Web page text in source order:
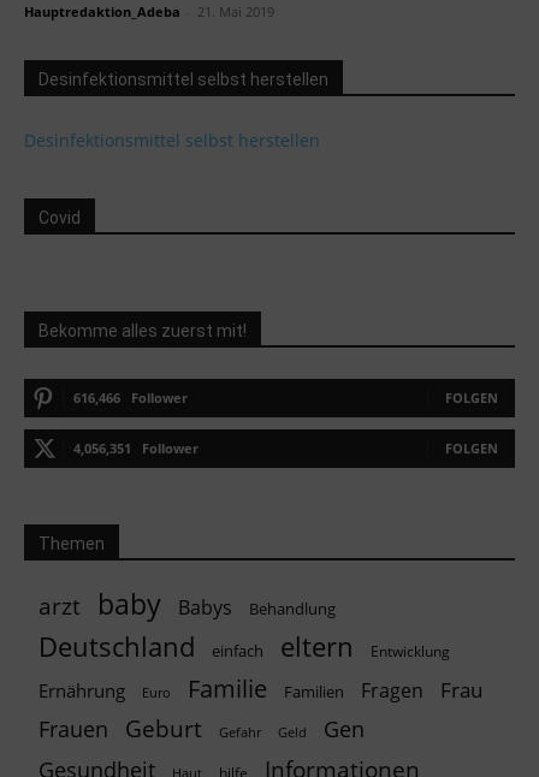
Hauptredaktion_Adeba 21. Mai 2019
Desinfektionsmittel selbst herstellen
Desinfektionsmittel selbst herstellen
Covid
Bekomme alles zuerst mit!
616,466 Follower FOLGEN
4,056,351 Follower FOLGEN
Themen
arzt baby Babys Behandlung
Deutschland einfach eltern Entwicklung
Ernährung Euro Familie Familien Fragen Frau
Frauen Geburt Gefahr Geld
Gen
Gesundheit
Haut hilfe Informationen